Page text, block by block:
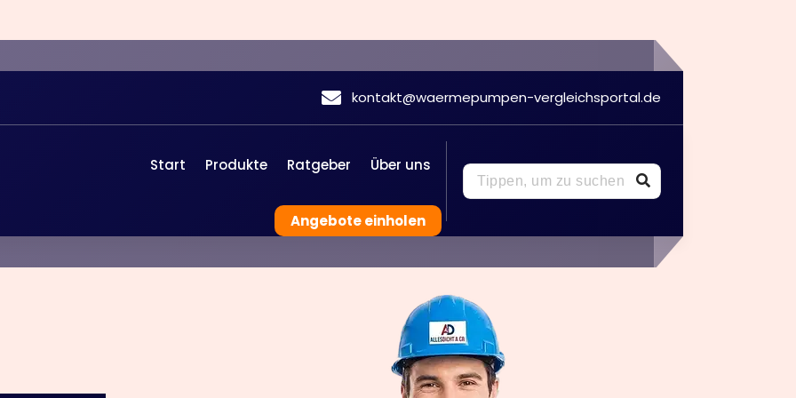
kontakt@waermepumpen-vergleichsportal.de
Start Produkte Ratgeber Über uns
Angebote einholen
Suche
nach: